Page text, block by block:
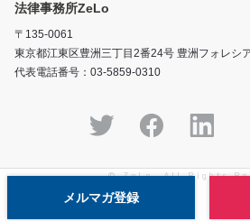
法律事務所ZeLo
〒135-0061
東京都江東区豊洲三丁目2番24号 豊洲フォレシ
代表電話番号：03-5859-0310
© ZeLo, All Rights
メルマガ登録